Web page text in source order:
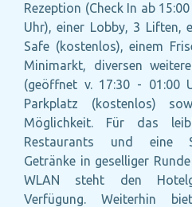
Rezeption (Check In ab
Uhr), einer Lobby, 3 Liften,
Safe (kostenlos), einem
Minimarkt, diversen
(geöffnet v. 17:30 - 01:00
Parkplatz (kostenlos)
Möglichkeit. Für das
Restaurants und eine
Getränke in geselliger
WLAN steht den
Verfügung. Weiterhin